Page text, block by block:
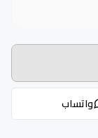
واتساب